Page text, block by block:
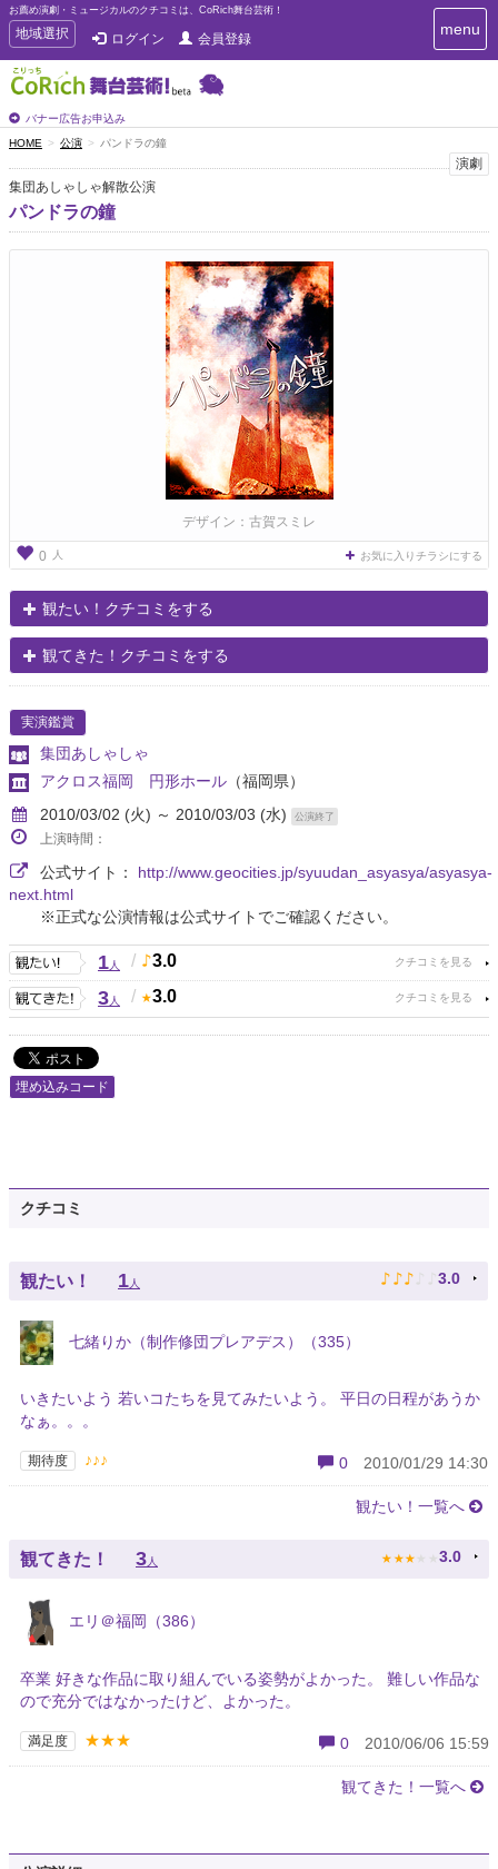
お薦め演劇・ミュージカルのクチコミは、CoRich舞台芸術！
T
o
g
g
e
n
a
v
地域選択 ログイン 会員登録
バナー広告お申込み
T
o
i
g
menu
HOME 公演 パンドラの鐘
演劇
集団あしゃしゃ解散公演
パンドラの鐘
デザイン：古賀スミレ
0 人 お気に入りチラシにする
観たい！クチコミをする
観てきた！クチコミをする
実演鑑賞
集団あしゃしゃ
アクロス福岡 円形ホール （福岡県）
2010/03/02 (火) ～ 2010/03/03 (水)
公演終了
上演時間：
公式サイト： http://www.geocities.jp/syuudan_asyasya/asyasya-
next.html
※正式な公演情報は公式サイトでご確認ください。
1人 / 3.0
3人 / 3.0
埋め込みコード
クチコミ
観たい！ 1人 ♪ ♪ ♪ ♪ ♪ 3.0
七緒りか（制作修団プレアデス）（335）
いきたいよう 若いコたちを見てみたいよう。 平日の日程があうか
なぁ。。。
期待度 ♪♪♪ 0 2010/01/29 14:30
観たい！一覧へ
観てきた！ 3 人 ★ ★ ★ ★ ★ 3.0
エリ＠福岡（386）
卒業 好きな作品に取り組んでいる姿勢がよかった。 難しい作品な
ので充分ではなかったけど、よかった。
満足度 ★★★ 0 2010/06/06 15:59
観てきた！一覧へ